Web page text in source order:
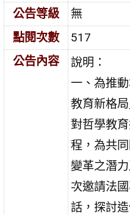
公告等級
無
點閱次數
517
公告內容
說明：
一、為推
教育新格
對哲學教
程，為共
變革之潛
次邀請法
話，探討